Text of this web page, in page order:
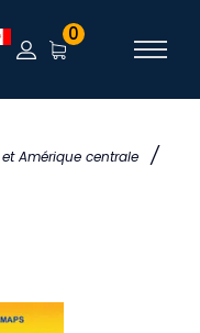
Amérique centrale /
0